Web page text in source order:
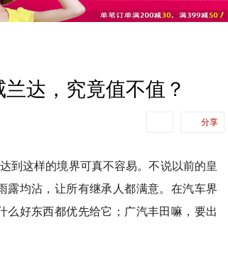
达，究竟值不值？
分享
到这样的境界可真不容易。不说以前的皇
均沾，让所有继承人都满意。在汽车界
好东西都优先给它；广汽丰田嘛，要出